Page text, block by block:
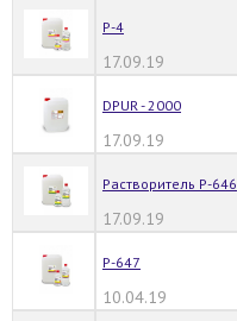
Р-4
17.09.19
DPUR - 2000
17.09.19
Растворитель Р-646
17.09.19
Р-647
10.04.19